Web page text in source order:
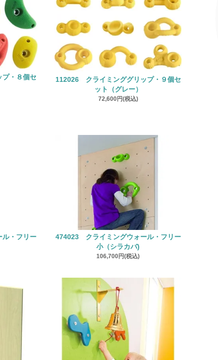
・８個セ
112026 クライミンググリップ・９個セ
ット（グレー）
72,600円(税込)
・フリー
474023 クライミングウォール・フリー
小（シラカバ)
106,700円(税込)